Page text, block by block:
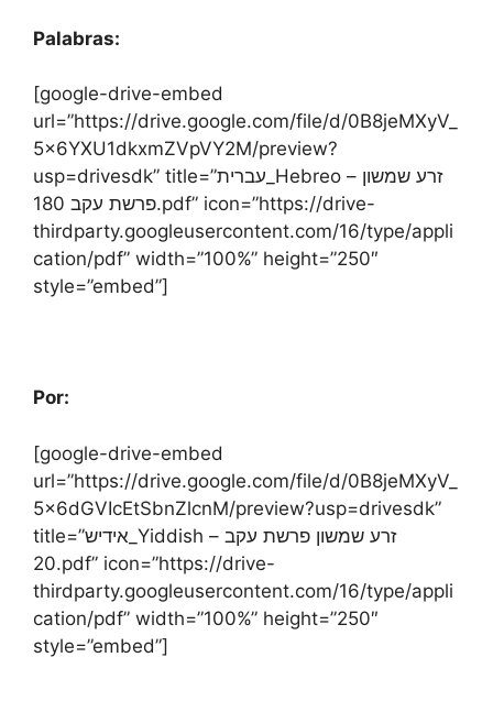
Palabras:
[google-drive-embed
url=”https://drive.google.com/file/d/0B8jeMXyV_
5x6YXU1dkxmZVpVY2M/preview?
usp=drivesdk” title=”עברית_Hebreo – זרע שמשון
פרשת עקב 180.pdf” icon=”https://drive-
thirdparty.googleusercontent.com/16/type/appli
cation/pdf” width=”100%” height=”250″
style=”embed”]
Por:
[google-drive-embed
url=”https://drive.google.com/file/d/0B8jeMXyV_
5x6dGVIcEtSbnZlcnM/preview?usp=drivesdk”
title=”אידיש_Yiddish – זרע שמשון פרשת עקב
20.pdf” icon=”https://drive-
thirdparty.googleusercontent.com/16/type/appli
cation/pdf” width=”100%” height=”250″
style=”embed”]